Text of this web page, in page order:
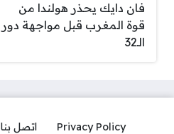
فان دايك يحذر هولندا من
قوة المغرب قبل مواجهة دور
الـ32
Privacy Policy اتصل بنا